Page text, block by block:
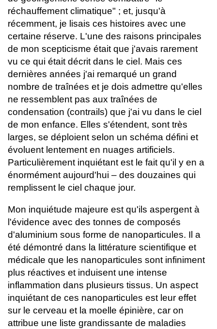
réchauffement climatique" ; et, jusqu'à
récemment, je lisais ces histoires avec une
certaine réserve. L'une des raisons principales
de mon scepticisme était que j'avais rarement
vu ce qui était décrit dans le ciel. Mais ces
dernières années j'ai remarqué un grand
nombre de traînées et je dois admettre qu'elles
ne ressemblent pas aux traînées de
condensation (contrails) que j'ai vu dans le ciel
de mon enfance. Elles s'étendent, sont très
larges, se déploient selon un schéma défini et
évoluent lentement en nuages artificiels.
Particulièrement inquiétant est le fait qu'il y en a
énormément aujourd'hui – des douzaines qui
remplissent le ciel chaque jour.
Mon inquiétude majeure est qu'ils aspergent à
l'évidence avec des tonnes de composés
d'aluminium sous forme de nanoparticules. Il a
été démontré dans la littérature scientifique et
médicale que les nanoparticules sont infiniment
plus réactives et induisent une intense
inflammation dans plusieurs tissus. Un aspect
inquiétant de ces nanoparticules est leur effet
sur le cerveau et la moelle épinière, car on
attribue une liste grandissante de maladies